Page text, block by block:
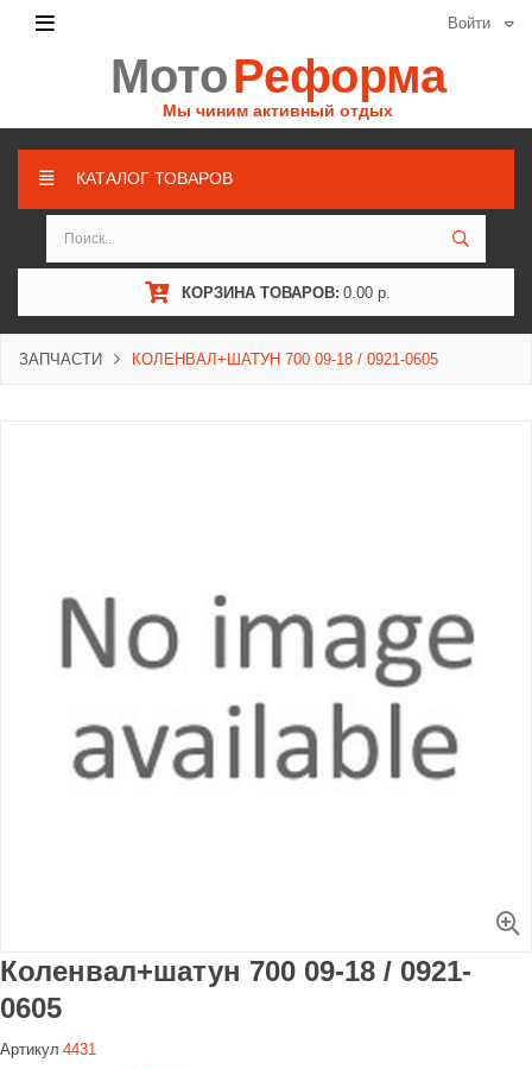
Войти
МотоРеформа
Мы чиним активный отдых
КАТАЛОГ ТОВАРОВ
КОРЗИНА ТОВАРОВ: 0.00 р.
ЗАПЧАСТИ КОЛЕНВАЛ+ШАТУН 700 09-18 / 0921-0605
Коленвал+шатун 700 09-18 / 0921-
0605
Артикул 4431